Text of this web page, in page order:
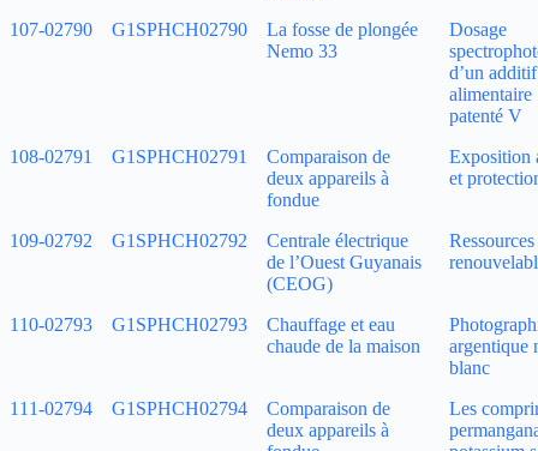
107‑02790 G1SPHCH02790
La fosse de plongée
Nemo 33
Dosage
d’un additif
alimentaire
patenté V
108‑02791
G1SPHCH02791
Comparaison de
deux appareils à
fondue
Exposition
et
109‑02792 G1SPHCH02792
Centrale électrique
de l’Ouest Guyanais
(CEOG)
110‑02793 G1SPHCH02793
Chauffage et eau
chaude de la maison
argentique
blanc
111‑02794
G1SPHCH02794
Comparaison de
deux appareils à
Les